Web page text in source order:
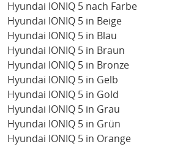
Hyundai IONIQ 5 nach Farbe
Hyundai IONIQ 5 in Beige
Hyundai IONIQ 5 in Blau
Hyundai IONIQ 5 in Braun
Hyundai IONIQ 5 in Bronze
Hyundai IONIQ 5 in Gelb
Hyundai IONIQ 5 in Gold
Hyundai IONIQ 5 in Grau
Hyundai IONIQ 5 in Grün
Hyundai IONIQ 5 in Orange